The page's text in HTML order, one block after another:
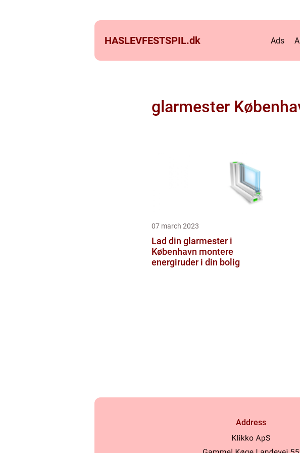
HASLEVFESTSPIL.dk Ads
glarmester
07 march 2023
Lad din glarmester i
København montere
energiruder i din bolig
Address